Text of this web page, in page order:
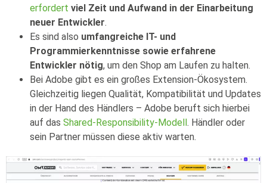
erfordert viel Zeit und Aufwand in der Einarbeitung
neuer Entwickler.
Es sind also umfangreiche IT- und
Programmierkenntnisse sowie erfahrene
Entwickler nötig, um den Shop am Laufen zu halten.
Bei Adobe gibt es ein großes Extension-Ökosystem.
Gleichzeitig liegen Qualität, Kompatibilität und Updates
in der Hand des Händlers – Adobe beruft sich hierbei
auf das Shared-Responsibility-Modell. Händler oder
sein Partner müssen diese aktiv warten.